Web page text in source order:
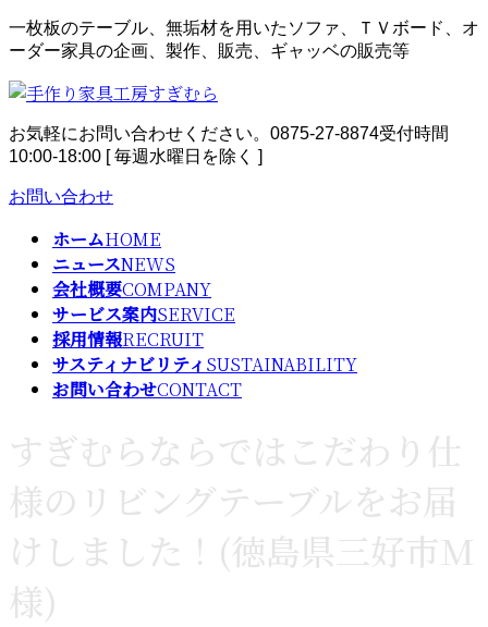
コ
ン
ン
へ
ス
キ
ッ
ナ
ビ
ー
ョ
ン
に
移
一枚板のテーブル、無垢材を用いたソファ、ＴＶボード、オ
ーダー家具の企画、製作、販売、ギャッベの販売等
お気軽にお問い合わせください。 0875-27-8874受付時間
10:00-18:00 [ 毎週水曜日を除く ]
お問い合わせ
ホームHOME
ニュースNEWS
会社概要COMPANY
サービス案内SERVICE
採用情報RECRUIT
サスティナビリティ SUSTAINABILITY
お問い合わせCONTACT
すぎむらならではこだわり仕
様のリビングテーブルをお届
けしました！(徳島県三好市M
様)